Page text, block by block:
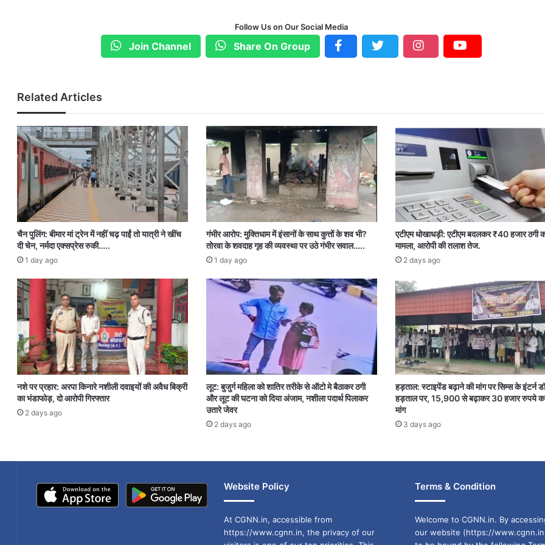
Follow Us on Our Social Media
Join Channel Share On Group
Related Articles
चैन पुलिंग: बीमार मां ट्रेन में नहीं चढ़ पाईं तो यात्री ने खींच
दी चेन, नर्मदा एक्सप्रेस रुकी…..
1 day ago
गंभीर आरोप: मुक्तिधाम में इंसानों के साथ कुत्तों के शव भी?
तोरवा के शवदाह गृह की व्यवस्था पर उठे गंभीर सवाल…..
1 day ago
एटीएम धोखाधड़ी: एटीएम बदलकर ₹40 हजार ठगी
मामला, आरोपी की तलाश तेज.
2 days ago
नशे पर प्रहार: अरपा किनारे नशीली दवाइयों की अवैध बिक्री
का भंडाफोड़, दो आरोपी गिरफ्तार
2 days ago
लूट: बुजुर्ग महिला को शातिर तरीके से ऑटो मे बैठाकर ठगी
और लूट की घटना को दिया अंजाम, नशीला पदार्थ पिलाकर
उतारे जेवर
2 days ago
हड़ताल: स्टाइपेंड बढ़ाने की मांग पर सिम्स के इंटर्न
हड़ताल पर, 15,900 से बढ़ाकर 30 हजार रुपये
मांग
3 days ago
Website Policy
At CGNN.in, accessible from
https://www.cgnn.in, the privacy of our
Terms & Condition
Welcome to CGNN.in. By
our website (https://